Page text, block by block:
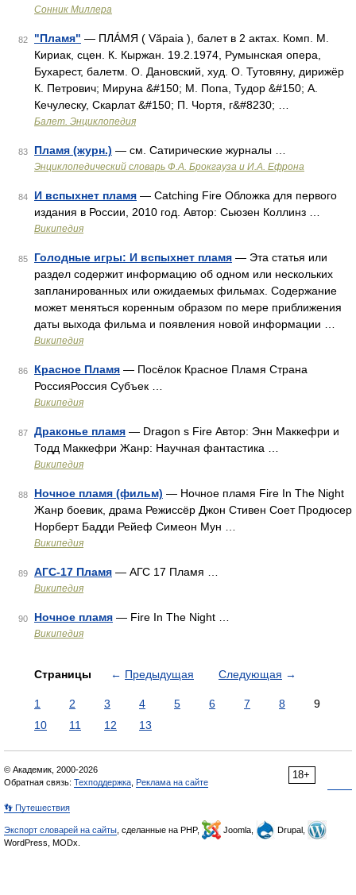
Сонник Миллера
82 "Пламя" — ПЛÁМЯ ( Văpaia ), балет в 2 актах. Комп. М.
Кириак, сцен. К. Кыржан. 19.2.1974, Румынская опера,
Бухарест, балетм. О. Дановский, худ. О. Тутовяну, дирижёр
К. Петрович; Мируна &#150; М. Попа, Тудор &#150; А.
Кечулеску, Скарлат &#150; П. Чортя, г&#8230; …
Балет. Энциклопедия
83 Пламя (журн.) — см. Сатирические журналы …
Энциклопедический словарь Ф.А. Брокгауза и И.А. Ефрона
84 И вспыхнет пламя — Catching Fire Обложка для первого
издания в России, 2010 год. Автор: Сьюзен Коллинз …
Википедия
85 Голодные игры: И вспыхнет пламя — Эта статья или
раздел содержит информацию об одном или нескольких
запланированных или ожидаемых фильмах. Содержание
может меняться коренным образом по мере приближения
даты выхода фильма и появления новой информации …
Википедия
86 Красное Пламя — Посёлок Красное Пламя Страна
РоссияРоссия Субъек …
Википедия
87 Драконье пламя — Dragon s Fire Автор: Энн Маккефри и
Тодд Маккефри Жанр: Научная фантастика …
Википедия
88 Ночное пламя (фильм) — Ночное пламя Fire In The Night
Жанр боевик, драма Режиссёр Джон Стивен Соет Продюсер
Норберт Бадди Рейеф Симеон Мун …
Википедия
89 АГС-17 Пламя — АГС 17 Пламя …
Википедия
90 Ночное пламя — Fire In The Night …
Википедия
Страницы ← Предыдущая Следующая →
1 2 3 4 5 6 7 8
9
10
11 12 13
18+
© Академик, 2000-2026
Обратная связь: Техподдержка Реклама на сайте
👣 Путешествия
Экспорт словарей на сайты , сделанные на PHP, Joomla,
Drupal,
WordPress, MODx.